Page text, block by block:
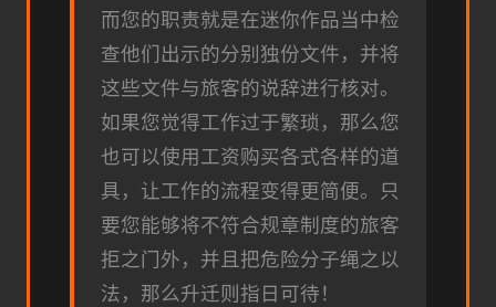
而您的职责就是在迷你作品当中检
查他们出示的分别独份文件，并将
这些文件与旅客的说辞进行核对。
如果您觉得工作过于繁琐，那么您
也可以使用工资购买各式各样的道
具，让工作的流程变得更简便。只
要您能够将不符合规章制度的旅客
拒之门外，并且把危险分子绳之以
法，那么升迁则指日可待！